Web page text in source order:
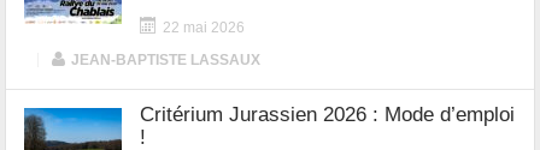
22 mai 2026
JEAN-BAPTISTE LASSAUX
Critérium Jurassien 2026 : Mode d’emploi
!